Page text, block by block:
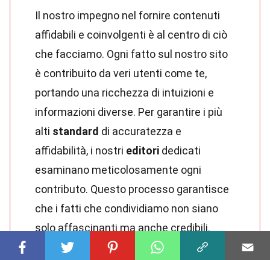
Il nostro impegno nel fornire contenuti
affidabili e coinvolgenti è al centro di ciò
che facciamo. Ogni fatto sul nostro sito
è contribuito da veri utenti come te,
portando una ricchezza di intuizioni e
informazioni diverse. Per garantire i più
alti standard di accuratezza e
affidabilità, i nostri editori dedicati
esaminano meticolosamente ogni
contributo. Questo processo garantisce
che i fatti che condividiamo non siano
solo affascinanti ma anche credibili.
Confida nel nostro impegno per la qualità